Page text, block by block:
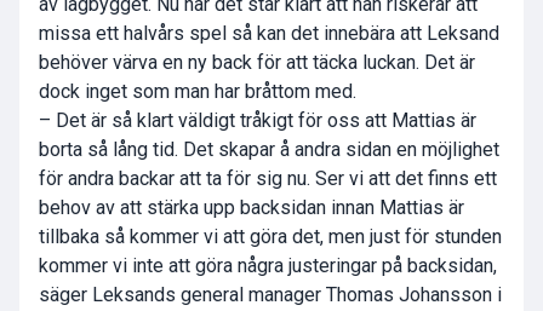
missa ett halvårs spel så kan det innebära att Leksand
behöver värva en ny back för att täcka luckan. Det är
dock inget som man har bråttom med.
– Det är så klart väldigt tråkigt för oss att Mattias är
borta så lång tid. Det skapar å andra sidan en möjlighet
för andra backar att ta för sig nu. Ser vi att det finns ett
behov av att stärka upp backsidan innan Mattias är
tillbaka så kommer vi att göra det, men just för stunden
kommer vi inte att göra några justeringar på backsidan,
säger Leksands general manager Thomas Johansson i